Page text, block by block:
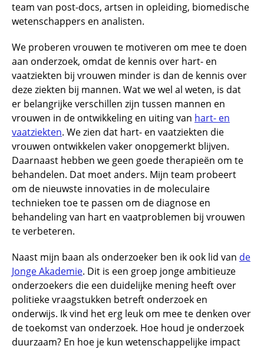
team van post-docs, artsen in opleiding, biomedische
wetenschappers en analisten.
We proberen vrouwen te motiveren om mee te doen
aan onderzoek, omdat de kennis over hart- en
vaatziekten bij vrouwen minder is dan de kennis over
deze ziekten bij mannen. Wat we wel al weten, is dat
er belangrijke verschillen zijn tussen mannen en
vrouwen in de ontwikkeling en uiting van hart- en
vaatziekten. We zien dat hart- en vaatziekten die
vrouwen ontwikkelen vaker onopgemerkt blijven.
Daarnaast hebben we geen goede therapieën om te
behandelen. Dat moet anders. Mijn team probeert
om de nieuwste innovaties in de moleculaire
technieken toe te passen om de diagnose en
behandeling van hart en vaatproblemen bij vrouwen
te verbeteren.
Naast mijn baan als onderzoeker ben ik ook lid van de
Jonge Akademie. Dit is een groep jonge ambitieuze
onderzoekers die een duidelijke mening heeft over
politieke vraagstukken betreft onderzoek en
onderwijs. Ik vind het erg leuk om mee te denken over
de toekomst van onderzoek. Hoe houd je onderzoek
duurzaam? En hoe je kun wetenschappelijke impact